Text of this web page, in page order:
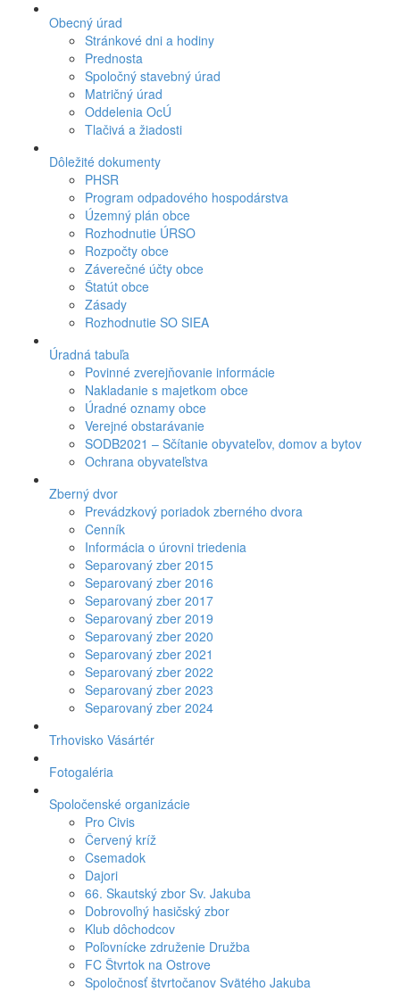
Obecný úrad
Stránkové dni a hodiny
Prednosta
Spoločný stavebný úrad
Matričný úrad
Oddelenia OcÚ
Tlačivá a žiadosti
Dôležité dokumenty
PHSR
Program odpadového hospodárstva
Územný plán obce
Rozhodnutie ÚRSO
Rozpočty obce
Záverečné účty obce
Štatút obce
Zásady
Rozhodnutie SO SIEA
Úradná tabuľa
Povinné zverejňovanie informácie
Nakladanie s majetkom obce
Úradné oznamy obce
Verejné obstarávanie
SODB2021 – Sčítanie obyvateľov, domov a bytov
Ochrana obyvateľstva
Zberný dvor
Prevádzkový poriadok zberného dvora
Cenník
Informácia o úrovni triedenia
Separovaný zber 2015
Separovaný zber 2016
Separovaný zber 2017
Separovaný zber 2019
Separovaný zber 2020
Separovaný zber 2021
Separovaný zber 2022
Separovaný zber 2023
Separovaný zber 2024
Trhovisko Vásártér
Fotogaléria
Spoločenské organizácie
Pro Civis
Červený kríž
Csemadok
Dajori
66. Skautský zbor Sv. Jakuba
Dobrovoľný hasičský zbor
Klub dôchodcov
Poľovnícke združenie Družba
FC Štvrtok na Ostrove
Spoločnosť štvrtočanov Svätého Jakuba